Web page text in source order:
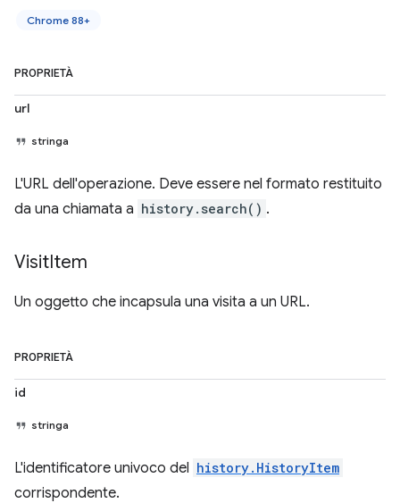
Chrome 88+
PROPRIETÀ
url
stringa
L'URL dell'operazione. Deve essere nel formato restituito
da una chiamata a history.search() .
VisitItem
Un oggetto che incapsula una visita a un URL.
PROPRIETÀ
id
stringa
L'identificatore univoco del history.HistoryItem
corrispondente.